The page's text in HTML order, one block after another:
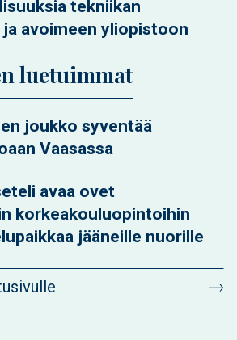
tekniikan
avoimeen yliopistoon
luetuimmat
joukko syventää
Vaasassa
avaa ovet
korkeakouluopintoihin
jääneille nuorille